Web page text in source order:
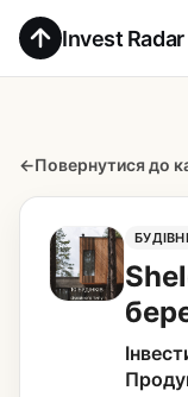
Invest Radar
←Повернутися до